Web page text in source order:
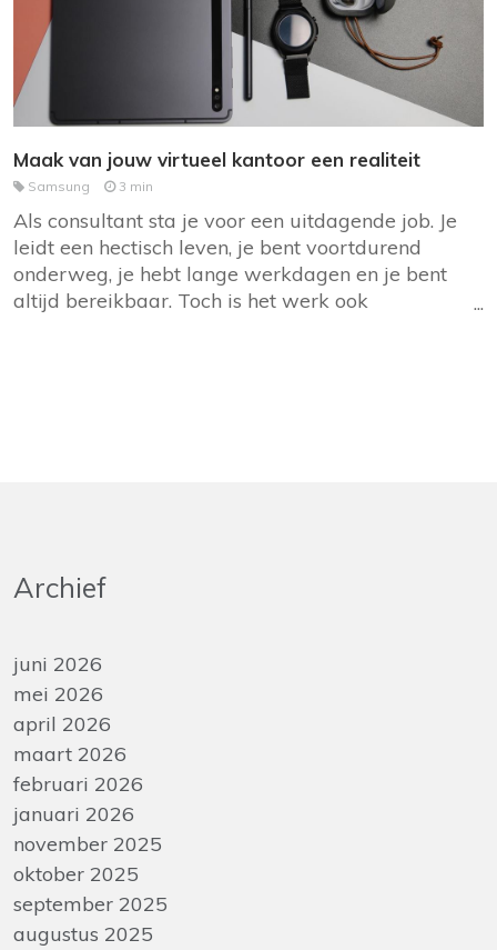
Maak van jouw virtueel kantoor een realiteit
Samsung 3 min
Als consultant sta je voor een uitdagende job. Je
leidt een hectisch leven, je bent voortdurend
onderweg, je hebt lange werkdagen en je bent
altijd bereikbaar. Toch is het werk ook
Archief
juni 2026
mei 2026
april 2026
maart 2026
februari 2026
januari 2026
november 2025
oktober 2025
september 2025
augustus 2025